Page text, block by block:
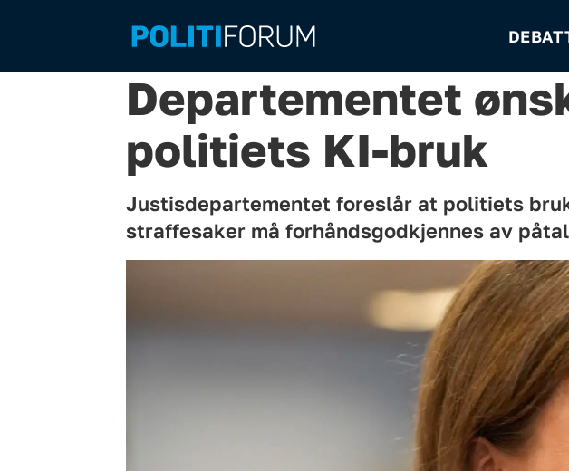
Departementet
politiets KI-bruk
Justisdepartementet foreslår at politiets
straffesaker må forhåndsgodkjennes av